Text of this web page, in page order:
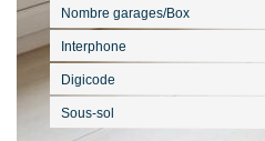
Nombre garages/Box
Interphone
Digicode
Sous-sol